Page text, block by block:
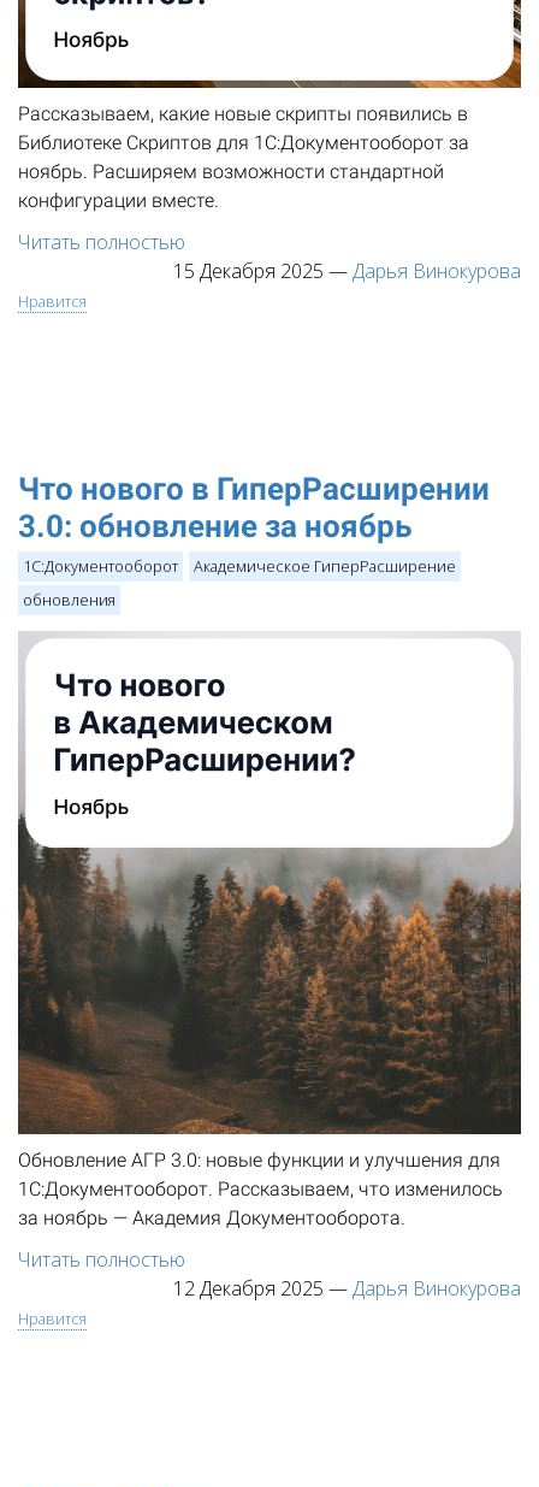
Рассказываем, какие новые скрипты появились в
Библиотеке Скриптов для 1С:Документооборот за
ноябрь. Расширяем возможности стандартной
конфигурации вместе.
Читать полностью
15 Декабря 2025 —Дарья Винокурова
Нравится
Что нового в ГиперРасширении
3.0: обновление за ноябрь
1С:Документооборот
Академическое ГиперРасширение
обновления
Обновление АГР 3.0: новые функции и улучшения для
1С:Документооборот. Рассказываем, что изменилось
за ноябрь — Академия Документооборота.
Читать полностью
12 Декабря 2025 —Дарья Винокурова
Нравится